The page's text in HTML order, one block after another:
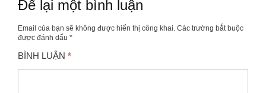
Để lại một bình luận
Email của bạn sẽ không được hiển thị công khai. Các trường bắt buộc
được đánh dấu *
BÌNH LUẬN *